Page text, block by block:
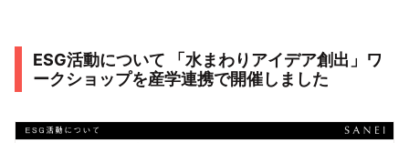
ESG活動について 「水まわりアイデア創出」ワ
ークショップを産学連携で開催しました